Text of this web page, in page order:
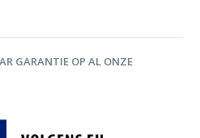
GARANTIE OP AL ONZE